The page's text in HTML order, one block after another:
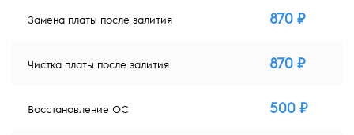
Замена платы после залития 870 ₽
Чистка платы после залития 870 ₽
Восстановление ОС 500 ₽